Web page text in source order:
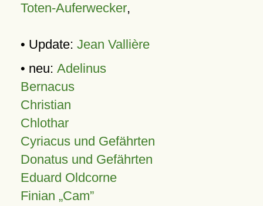
Toten-Auferwecker,
• Update: Jean Vallière
• neu: Adelinus
Bernacus
Christian
Chlothar
Cyriacus und Gefährten
Donatus und Gefährten
Eduard Oldcorne
Finian Cam